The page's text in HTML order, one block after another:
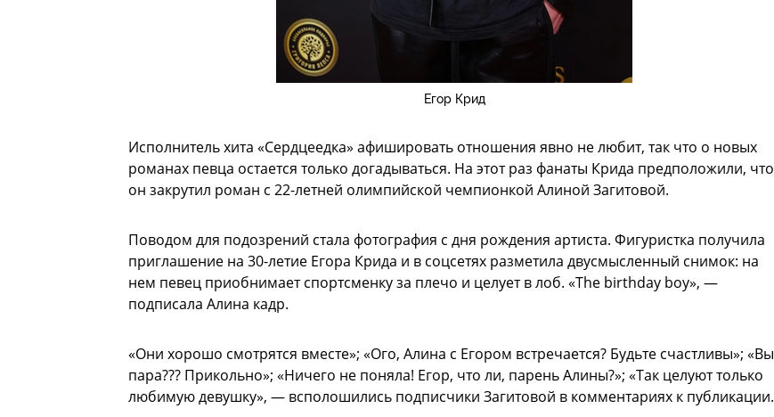
Егор Крид
Исполнитель хита «Сердцеедка» афишировать отношения явно не любит, так что о новых
романах певца остается только догадываться. На этот раз фанаты Крида предположили, что
он закрутил роман с 22-летней олимпийской чемпионкой Алиной Загитовой.
Поводом для подозрений стала фотография с дня рождения артиста. Фигуристка получила
приглашение на 30-летие Егора Крида и в соцсетях разметила двусмысленный снимок: на
нем певец приобнимает спортсменку за плечо и целует в лоб. «The birthday boy», —
подписала Алина кадр.
«Они хорошо смотрятся вместе»; «Ого, Алина с Егором встречается? Будьте счастливы»; «Вы
пара??? Прикольно»; «Ничего не поняла! Егор, что ли, парень Алины?»; «Так целуют только
любимую девушку», — всполошились подписчики Загитовой в комментариях к публикации.